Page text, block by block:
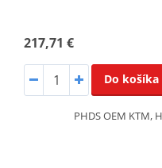
217,71 €
Do košíka
PHDS OEM KTM,